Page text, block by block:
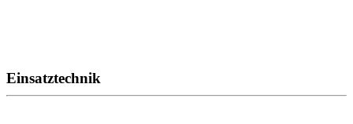
Einsatztechnik